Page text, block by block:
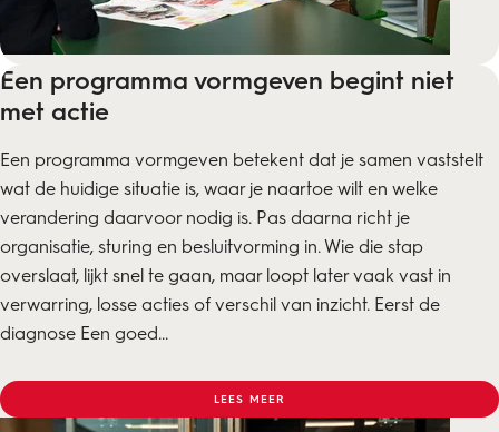
Een programma vormgeven begint niet
met actie
Een programma vormgeven betekent dat je samen vaststelt
wat de huidige situatie is, waar je naartoe wilt en welke
verandering daarvoor nodig is. Pas daarna richt je
organisatie, sturing en besluitvorming in. Wie die stap
overslaat, lijkt snel te gaan, maar loopt later vaak vast in
verwarring, losse acties of verschil van inzicht. Eerst de
diagnose Een goed...
LEES MEER